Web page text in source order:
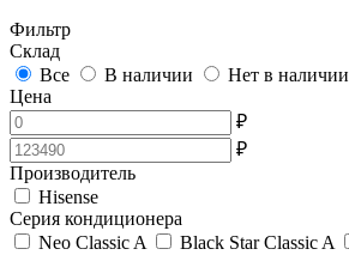
Фильтр
Склад
Все
В наличии
Нет в наличии
Цена
₽
₽
Производитель
Hisense
Серия кондиционера
Neo Classic A
Black Star Classic A